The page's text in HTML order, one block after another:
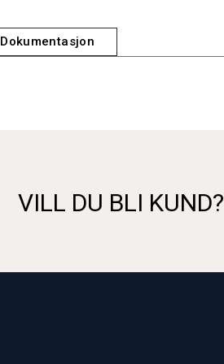
Dokumentasjon
VILL DU BLI KUND?